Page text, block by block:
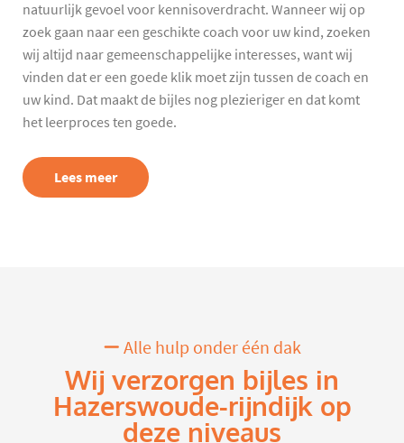
natuurlijk gevoel voor kennisoverdracht. Wanneer wij op
zoek gaan naar een geschikte coach voor uw kind, zoeken
wij altijd naar gemeenschappelijke interesses, want wij
vinden dat er een goede klik moet zijn tussen de coach en
uw kind. Dat maakt de bijles nog plezieriger en dat komt
het leerproces ten goede.
Lees meer
Alle hulp onder één dak
Wij verzorgen bijles in
Hazerswoude-rijndijk op
deze niveaus